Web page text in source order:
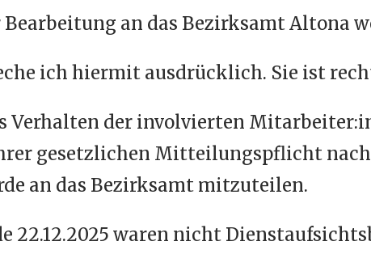
Bearbeitung an das Bezirksamt Altona
ich hiermit ausdrücklich. Sie ist
Verhalten der involvierten
gesetzlichen Mitteilungspflicht
an das Bezirksamt mitzuteilen.
22.12.2025 waren nicht